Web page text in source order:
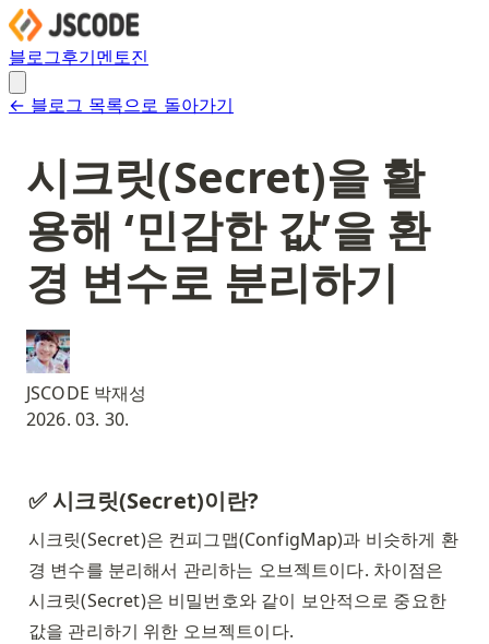
블로그후기멘토진
← 블로그 목록으로 돌아가기
시크릿(Secret)을 활
용해 ‘민감한 값’을 환
경 변수로 분리하기
JSCODE 박재성
2026. 03. 30.
✅ 시크릿(Secret)이란?
시크릿(Secret)은 컨피그맵(ConfigMap)과 비슷하게 환
경 변수를 분리해서 관리하는 오브젝트이다. 차이점은
시크릿(Secret)은 비밀번호와 같이 보안적으로 중요한
값을 관리하기 위한 오브젝트이다.